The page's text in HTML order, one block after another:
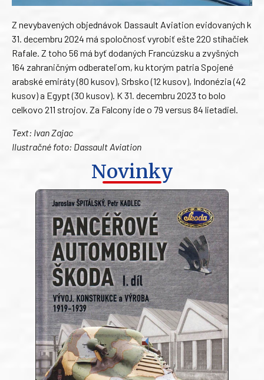
Z nevybavených objednávok Dassault Aviation evidovaných k
31. decembru 2024 má spoločnosť vyrobiť ešte 220 stíhačiek
Rafale. Z toho 56 má byť dodaných Francúzsku a zvyšných
164 zahraničným odberateľom, ku ktorým patria Spojené
arabské emiráty (80 kusov), Srbsko (12 kusov), Indonézia (42
kusov) a Egypt (30 kusov). K 31. decembru 2023 to bolo
celkovo 211 strojov. Za Falcony ide o 79 versus 84 lietadiel.
Text: Ivan Zajac
Ilustračné foto: Dassault Aviation
Novinky